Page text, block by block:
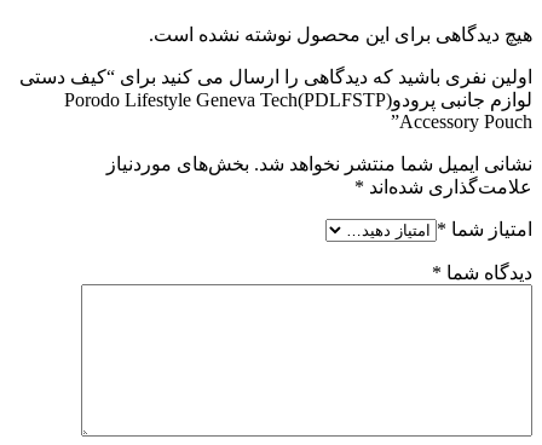
هیچ دیدگاهی برای این محصول نوشته نشده است.
اولین نفری باشید که دیدگاهی را ارسال می کنید برای “کیف دستی
لوازم جانبی پرودو(PDLFSTP)Porodo Lifestyle Geneva Tech
Accessory Pouch”
نشانی ایمیل شما منتشر نخواهد شد. بخش‌های موردنیاز
علامت‌گذاری شده‌اند *
امتیاز شما *
دیدگاه شما *